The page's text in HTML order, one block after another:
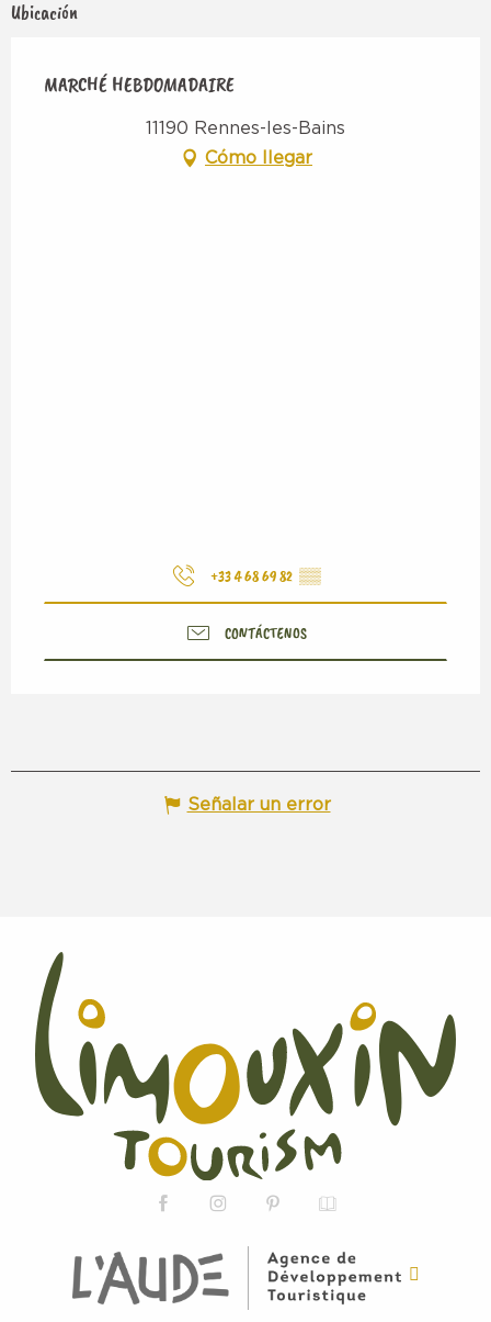
Ubicación
MARCHÉ HEBDOMADAIRE
11190 Rennes-les-Bains
Cómo llegar
+33 4 68 69 82 ▒▒
CONTÁCTENOS
Señalar un error